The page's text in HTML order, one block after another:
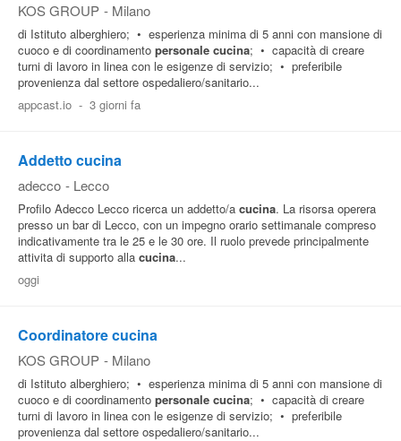
KOS GROUP - Milano
di Istituto alberghiero; • esperienza minima di 5 anni con mansione di
cuoco e di coordinamento personale cucina; • capacità di creare
turni di lavoro in linea con le esigenze di servizio; • preferibile
provenienza dal settore ospedaliero/sanitario...
appcast.io - 3 giorni fa
Addetto cucina
adecco - Lecco
Profilo Adecco Lecco ricerca un addetto/a cucina. La risorsa operera
presso un bar di Lecco, con un impegno orario settimanale compreso
indicativamente tra le 25 e le 30 ore. Il ruolo prevede principalmente
attivita di supporto alla cucina...
oggi
Coordinatore cucina
KOS GROUP - Milano
di Istituto alberghiero; • esperienza minima di 5 anni con mansione di
cuoco e di coordinamento personale cucina; • capacità di creare
turni di lavoro in linea con le esigenze di servizio; • preferibile
provenienza dal settore ospedaliero/sanitario...